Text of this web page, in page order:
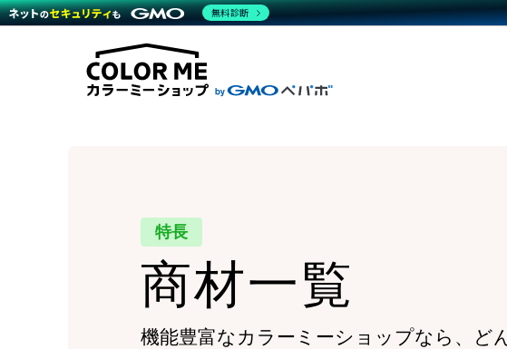
商材一覧を見る
機能一覧を見る
WordPress導入
料金
プラン・料金一覧を見る
事例
運営サポート
サポート一覧を見る
特長
商材一覧
機能豊富なカラーミーショップなら、ど
無料診断